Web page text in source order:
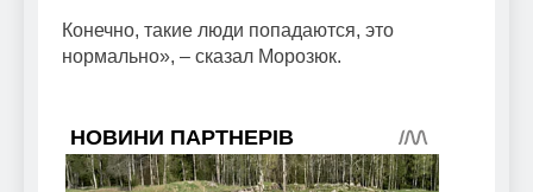
Конечно, такие люди попадаются, это
нормально», – сказал Морозюк.